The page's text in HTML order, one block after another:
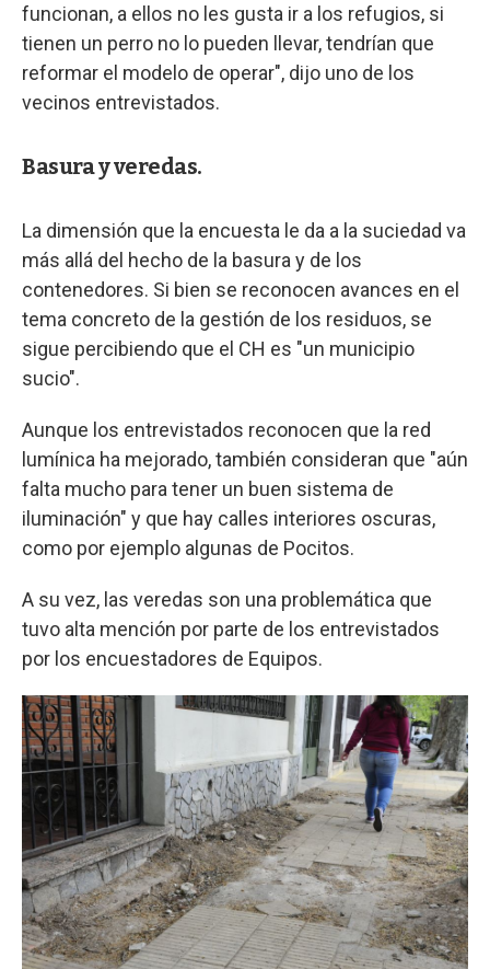
funcionan, a ellos no les gusta ir a los refugios, si
tienen un perro no lo pueden llevar, tendrían que
reformar el modelo de operar", dijo uno de los
vecinos entrevistados.
Basura y veredas.
La dimensión que la encuesta le da a la suciedad va
más allá del hecho de la basura y de los
contenedores. Si bien se reconocen avances en el
tema concreto de la gestión de los residuos, se
sigue percibiendo que el CH es "un municipio
sucio".
Aunque los entrevistados reconocen que la red
lumínica ha mejorado, también consideran que "aún
falta mucho para tener un buen sistema de
iluminación" y que hay calles interiores oscuras,
como por ejemplo algunas de Pocitos.
A su vez, las veredas son una problemática que
tuvo alta mención por parte de los entrevistados
por los encuestadores de Equipos.